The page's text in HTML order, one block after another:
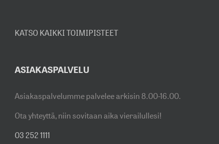
KATSO KAIKKI TOIMIPISTEET
ASIAKASPALVELU
Asiakaspalvelumme palvelee arkisin 8.00-16.00.
Ota yhteyttä, niin sovitaan aika vierailullesi!
03 252 1111